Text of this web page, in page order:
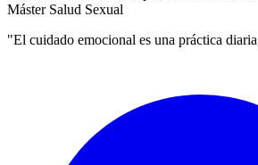
Máster Salud Sexual
"El cuidado emocional es una práctica